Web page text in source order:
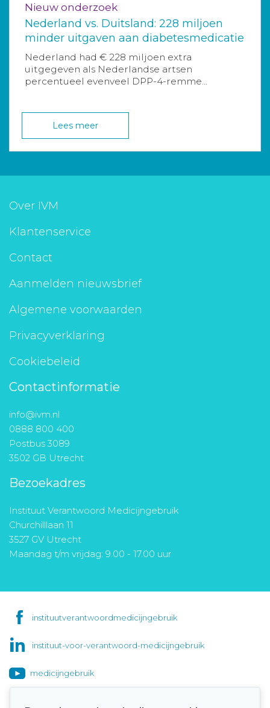
Nieuw onderzoek
Nederland vs. Duitsland: 228 miljoen
minder uitgaven aan diabetesmedicatie
Nederland had € 228 miljoen extra
uitgegeven als Nederlandse artsen
percentueel evenveel DPP-4-remme...
Lees meer
Over IVM
Klantenservice
Contact
Aanmelden nieuwsbrief
Algemene voorwaarden
Privacyverklaring
Cookiebeleid
Contactinformatie
info@ivm.nl
0888 800 400
Postbus 3089
3502 GB Utrecht
Bezoekadres
Instituut Verantwoord Medicijngebruik
Churchilllaan 11
3527 GV Utrecht
Maandag t/m vrijdag: 9.00 - 17.00 uur
instituutverantwoordmedicijngebruik
instituut-voor-verantwoord-medicijngebruik
medicijngebruik